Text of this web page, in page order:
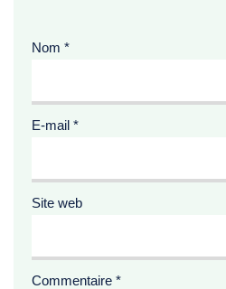
Nom *
E-mail *
Site web
Commentaire *